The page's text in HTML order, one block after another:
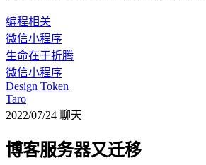
编程相关
微信小程序
生命在于折腾
微信小程序
Design Token
Taro
2022/07/24 聊天
博客服务器又迁移